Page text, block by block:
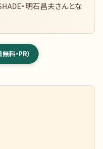
・明石昌夫さんとな
料・PR）